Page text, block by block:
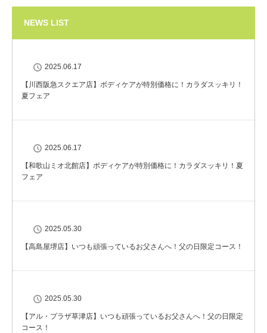
NEWS LIST
2025.06.17
【川西阪急スクエア店】ボディケアが特別価格に！カラダスッキリ！
夏フェア
2025.06.17
【和歌山ミオ北館店】ボディケアが特別価格に！カラダスッキリ！夏
フェア
2025.05.30
【高島屋堺店】いつも頑張っているお父さんへ！父の日限定コース！
2025.05.30
【アル・プラザ草津店】いつも頑張っているお父さんへ！父の日限定
コース！